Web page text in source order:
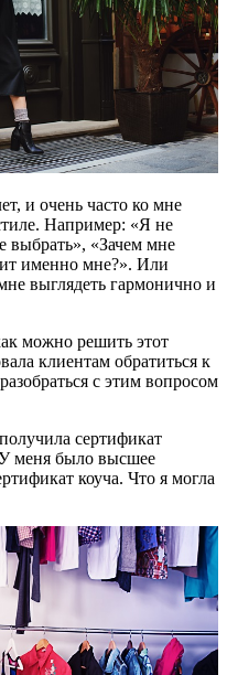
и очень часто ко мне
Например: «Я не
«Зачем мне
именно мне?». Или
выглядеть гармонично и
можно решить этот
клиентам обратиться к
с этим вопросом
сертификат
У меня было высшее
коуча. Что я могла